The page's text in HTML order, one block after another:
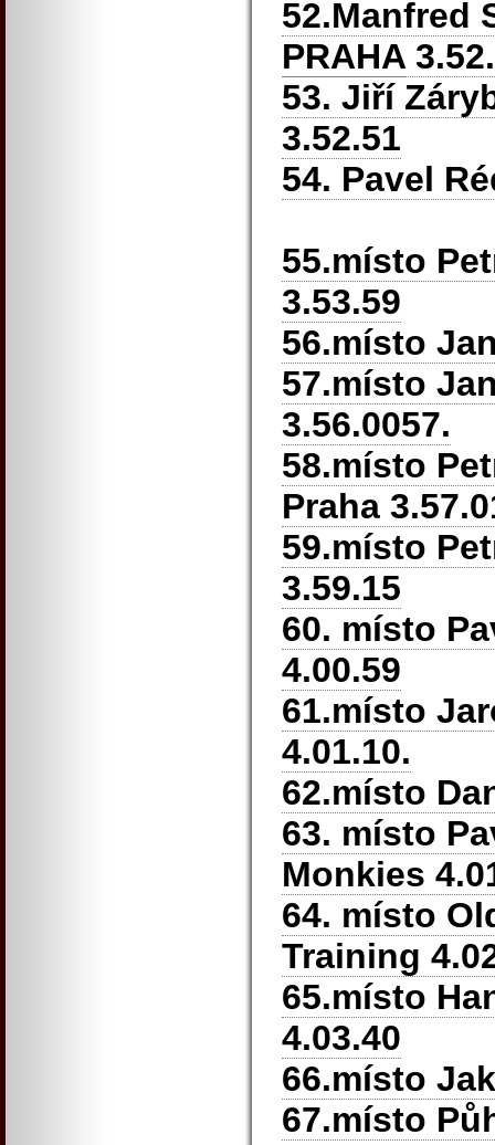
52.Manfred
PRAHA
53. Jiří
3.52.51
54. Pavel
55.místo
3.53.59
56.místo
57.místo
3.56.0057.
58.místo
Praha
59.místo
3.59.15
60. místo
4.00.59
61.místo
4.01.10.
62.místo
63. místo
Monkies
64. místo
Training
65.místo
4.03.40
66.místo
67.místo